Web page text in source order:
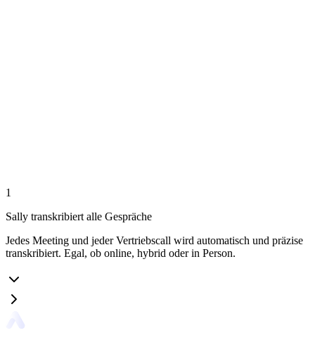
1
Sally transkribiert alle Gespräche
Jedes Meeting und jeder Vertriebscall wird automatisch und präzise
transkribiert. Egal, ob online, hybrid oder in Person.